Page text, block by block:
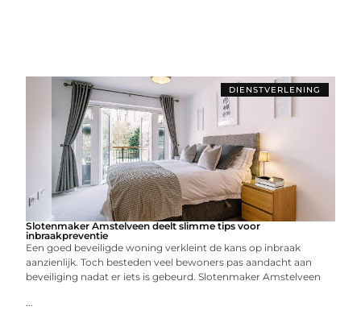
DIENSTVERLENING
Slotenmaker Amstelveen deelt slimme tips voor
inbraakpreventie
Een goed beveiligde woning verkleint de kans op inbraak
aanzienlijk. Toch besteden veel bewoners pas aandacht aan
beveiliging nadat er iets is gebeurd. Slotenmaker Amstelveen
...